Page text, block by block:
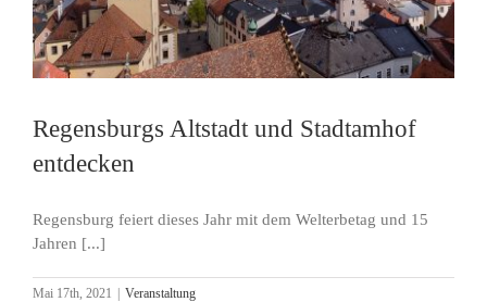
Regensburgs Altstadt und Stadtamhof
entdecken
Regensburg feiert dieses Jahr mit dem Welterbetag und 15
Jahren [...]
Mai 17th, 2021 | Veranstaltung